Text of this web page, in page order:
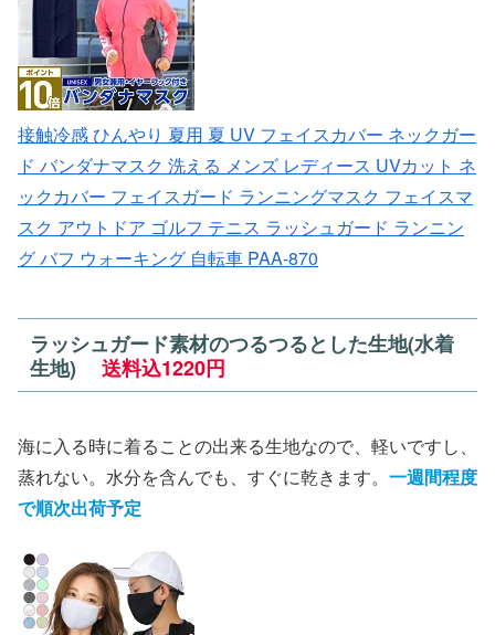
接触冷感 ひんやり 夏用 夏 UV フェイスカバー ネックガー
ド バンダナマスク 洗える メンズ レディース UVカット ネ
ックカバー フェイスガード ランニングマスク フェイスマ
スク アウトドア ゴルフ テニス ラッシュガード ランニン
グ バフ ウォーキング 自転車 PAA-870
ラッシュガード素材のつるつるとした生地(水着
生地) 送料込1220円
海に入る時に着ることの出来る生地なので、軽いですし、
蒸れない。水分を含んでも、すぐに乾きます。 一週間程度
で順次出荷予定